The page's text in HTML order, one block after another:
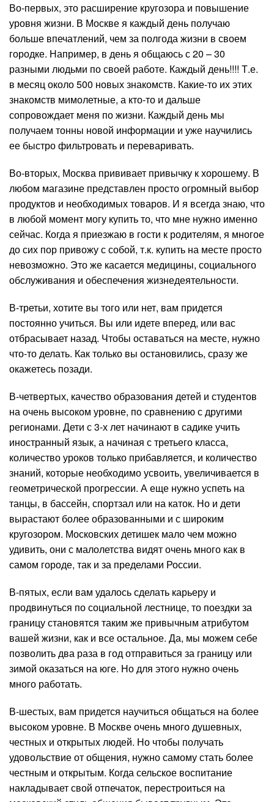
Во-первых, это расширение кругозора и повышение
уровня жизни. В Москве я каждый день получаю
больше впечатлений, чем за полгода жизни в своем
городке. Например, в день я общаюсь с 20 – 30
разными людьми по своей работе. Каждый день!!!! Т.е.
в месяц около 500 новых знакомств. Какие-то их этих
знакомств мимолетные, а кто-то и дальше
сопровождает меня по жизни. Каждый день мы
получаем тонны новой информации и уже научились
ее быстро фильтровать и переваривать.
Во-вторых, Москва прививает привычку к хорошему. В
любом магазине представлен просто огромный выбор
продуктов и необходимых товаров. И я всегда знаю, что
в любой момент могу купить то, что мне нужно именно
сейчас. Когда я приезжаю в гости к родителям, я многое
до сих пор привожу с собой, т.к. купить на месте просто
невозможно. Это же касается медицины, социального
обслуживания и обеспечения жизнедеятельности.
В-третьи, хотите вы того или нет, вам придется
постоянно учиться. Вы или идете вперед, или вас
отбрасывает назад. Чтобы оставаться на месте, нужно
что-то делать. Как только вы остановились, сразу же
окажетесь позади.
В-четвертых, качество образования детей и студентов
на очень высоком уровне, по сравнению с другими
регионами. Дети с 3-х лет начинают в садике учить
иностранный язык, а начиная с третьего класса,
количество уроков только прибавляется, и количество
знаний, которые необходимо усвоить, увеличивается в
геометрической прогрессии. А еще нужно успеть на
танцы, в бассейн, спортзал или на каток. Но и дети
вырастают более образованными и с широким
кругозором. Московских детишек мало чем можно
удивить, они с малолетства видят очень много как в
самом городе, так и за пределами России.
В-пятых, если вам удалось сделать карьеру и
продвинуться по социальной лестнице, то поездки за
границу становятся таким же привычным атрибутом
вашей жизни, как и все остальное. Да, мы можем себе
позволить два раза в год отправиться за границу или
зимой оказаться на юге. Но для этого нужно очень
много работать.
В-шестых, вам придется научиться общаться на более
высоком уровне. В Москве очень много душевных,
честных и открытых людей. Но чтобы получать
удовольствие от общения, нужно самому стать более
честным и открытым. Когда сельское воспитание
накладывает свой отпечаток, перестроиться на